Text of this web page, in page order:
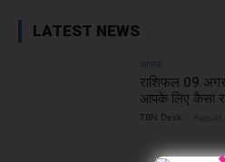
LATEST NEWS
आस्था
राशिफल 09
आपके लिए कैसा
TBN Desk